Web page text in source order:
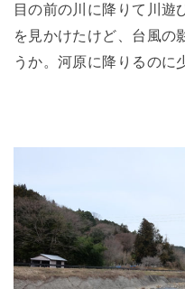
目の前の川に降りて川遊
を見かけたけど、台風の
うか。河原に降りるのに